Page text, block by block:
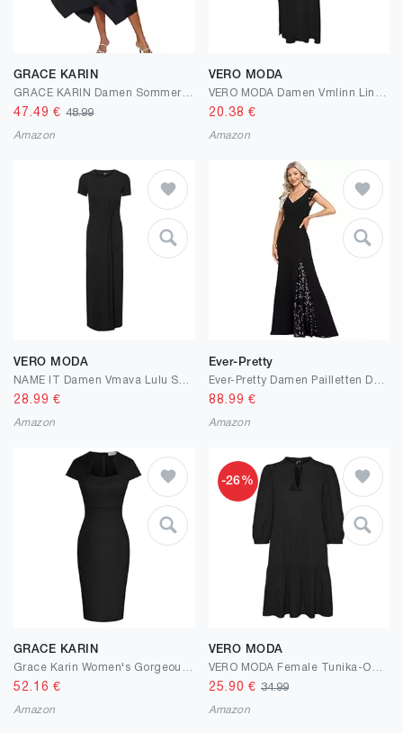
GRACE KARIN
GRACE KARIN Damen Sommer Freizeit Kleid Volantärmel A-Linien Unregelmäßiger Chiffon Stoff Leichter
47.49 €48.99
Amazon
VERO MODA
20.38 €
Amazon
VERO MODA
28.99 €
Amazon
Ever-Pretty
88.99 €
Amazon
GRACE KARIN
52.16 €
Amazon
-26%
VERO MODA
25.90 € 34.99
Amazon